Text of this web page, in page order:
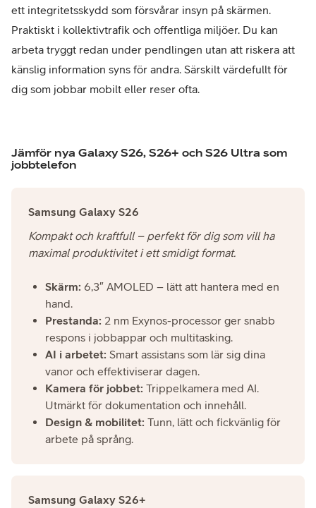
ett integritetsskydd som försvårar insyn på skärmen.
Praktiskt i kollektivtrafik och offentliga miljöer. Du kan
arbeta tryggt redan under pendlingen utan att riskera att
känslig information syns för andra. Särskilt värdefullt för
dig som jobbar mobilt eller reser ofta.
Jämför nya Galaxy S26, S26+ och S26 Ultra som
jobbtelefon
Samsung Galaxy S26
Kompakt och kraftfull – perfekt för dig som vill ha
maximal produktivitet i ett smidigt format.
Skärm: 6,3″ AMOLED – lätt att hantera med en
hand.
Prestanda: 2 nm Exynos-processor ger snabb
respons i jobbappar och multitasking.
AI i arbetet: Smart assistans som lär sig dina
vanor och effektiviserar dagen.
Kamera för jobbet: Trippelkamera med AI.
Utmärkt för dokumentation och innehåll.
Design & mobilitet: Tunn, lätt och fickvänlig för
arbete på språng.
Samsung Galaxy S26+